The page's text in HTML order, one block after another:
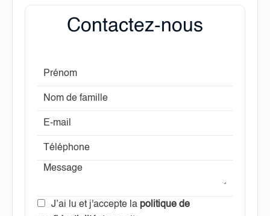
Contactez-nous
J’ai lu et j'accepte la politique de